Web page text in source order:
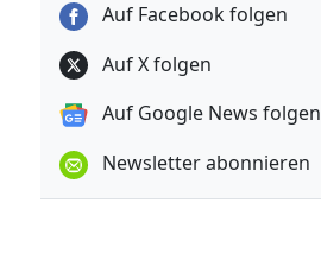
Auf Facebook folgen
Auf X folgen
Auf Google News folgen
Newsletter abonnieren